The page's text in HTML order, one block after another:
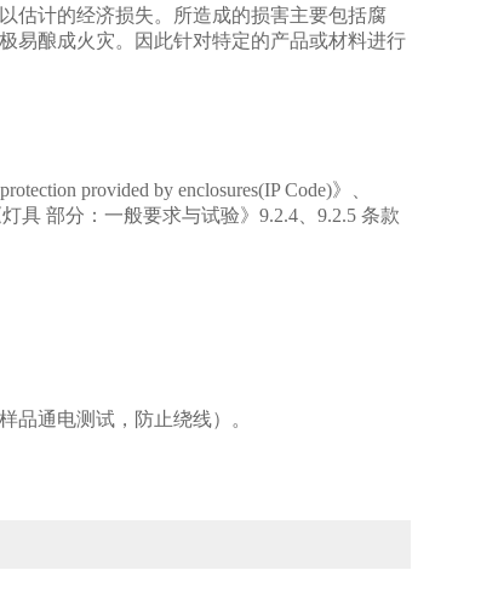
估计的经济损失。所造成的损害主要包括腐
易酿成火灾。因此针对特定的产品或材料进行
provided by enclosures(IP Code)》、
具 部分：一般要求与试验》 9.2.4 9.2.5 条款
品通电测试，防止绕线）。